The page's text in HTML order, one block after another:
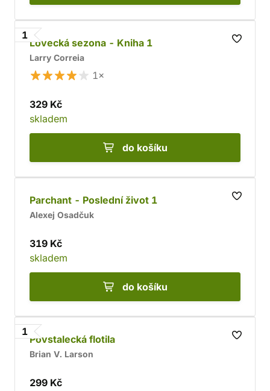
1
Lovecká sezona - Kniha 1
Larry Correia
1×
329 Kč
skladem
do košíku
Parchant - Poslední život 1
Alexej Osadčuk
319 Kč
skladem
do košíku
1
Povstalecká flotila
Brian V. Larson
299 Kč